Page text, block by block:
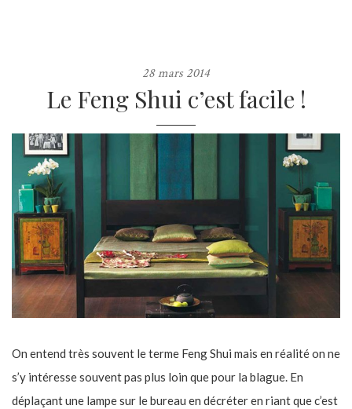
28 mars 2014
Le Feng Shui c’est facile !
On entend très souvent le terme Feng Shui mais en réalité on ne
s’y intéresse souvent pas plus loin que pour la blague. En
déplaçant une lampe sur le bureau en décréter en riant que c’est